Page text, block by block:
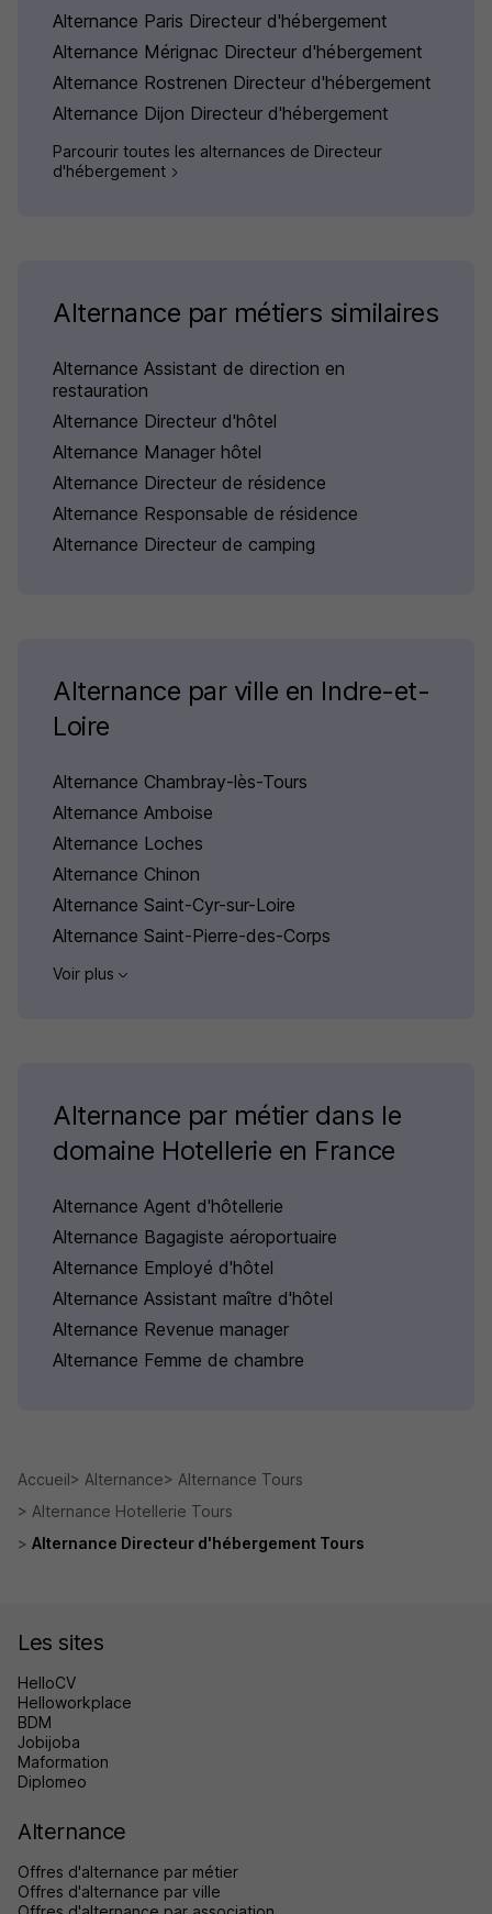
Alternance Paris Directeur d'hébergement
Alternance Mérignac Directeur d'hébergement
Alternance Rostrenen Directeur d'hébergement
Alternance Dijon Directeur d'hébergement
Parcourir toutes les alternances de Directeur
d'hébergement
Alternance par métiers similaires
Alternance Assistant de direction en
restauration
Alternance Directeur d'hôtel
Alternance Manager hôtel
Alternance Directeur de résidence
Alternance Responsable de résidence
Alternance Directeur de camping
Alternance par ville en Indre-et-
Loire
Alternance Chambray-lès-Tours
Alternance Amboise
Alternance Loches
Alternance Chinon
Alternance Saint-Cyr-sur-Loire
Alternance Saint-Pierre-des-Corps
Voir plus
Alternance par métier dans le
domaine Hotellerie en France
Alternance Agent d'hôtellerie
Alternance Bagagiste aéroportuaire
Alternance Employé d'hôtel
Alternance Assistant maître d'hôtel
Alternance Revenue manager
Alternance Femme de chambre
Accueil Alternance
Alternance Tours
Alternance Hotellerie Tours
Alternance Directeur d'hébergement Tours
Les sites
HelloCV
Helloworkplace
BDM
Jobijoba
Maformation
Diplomeo
Alternance
Offres d'alternance par métier
Offres d'alternance par ville